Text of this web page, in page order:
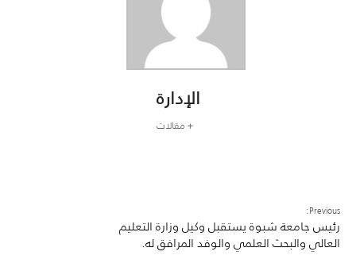
الإدارة
+ مقالات
Previous:
رئيس جامعة شبوة يستقبل وكيل وزارة التعليم
العالي والبحث العلمي والوفد المرافق له.